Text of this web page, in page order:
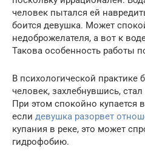
человек пытался ей
боится девушка. Может
недоброжелателя, а вот к
Такова особенность работы
В психологической практике
человек, захлебнувшись,
При этом спокойно купается
если девушка разорвет
купания в реке, это может
гидрофобию.